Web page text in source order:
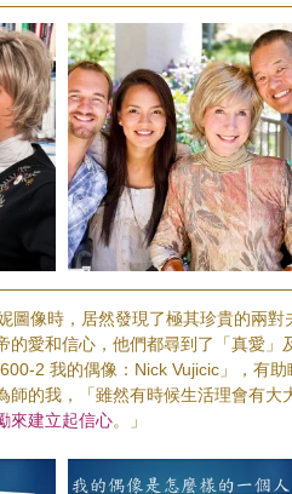
圖像時，居然發現了極其珍貴的兩
的愛和信心，他們都尋到了「真愛
2 我的偶像：Nick Vujicic」，有
師的我，「雖然有時候生活理會有
來建立起信心。」